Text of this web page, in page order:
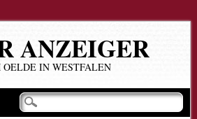
ANZEIGER
IN WESTFALEN